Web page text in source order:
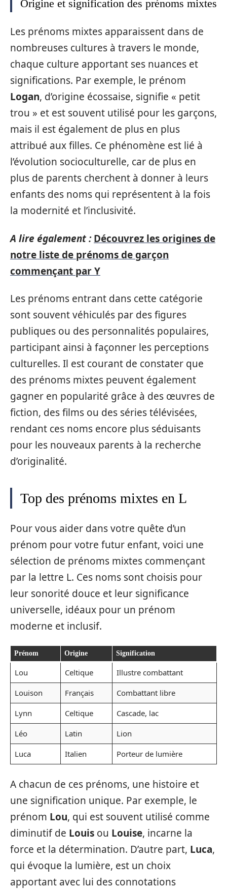
Origine et signification des prénoms mixtes
Les prénoms mixtes apparaissent dans de
nombreuses cultures à travers le monde,
chaque culture apportant ses nuances et
significations. Par exemple, le prénom
Logan, d’origine écossaise, signifie « petit
trou » et est souvent utilisé pour les garçons,
mais il est également de plus en plus
attribué aux filles. Ce phénomène est lié à
l’évolution socioculturelle, car de plus en
plus de parents cherchent à donner à leurs
enfants des noms qui représentent à la fois
la modernité et l’inclusivité.
A lire également : Découvrez les origines de
notre liste de prénoms de garçon
commençant par Y
Les prénoms entrant dans cette catégorie
sont souvent véhiculés par des figures
publiques ou des personnalités populaires,
participant ainsi à façonner les perceptions
culturelles. Il est courant de constater que
des prénoms mixtes peuvent également
gagner en popularité grâce à des œuvres de
fiction, des films ou des séries télévisées,
rendant ces noms encore plus séduisants
pour les nouveaux parents à la recherche
d’originalité.
Top des prénoms mixtes en L
Pour vous aider dans votre quête d’un
prénom pour votre futur enfant, voici une
sélection de prénoms mixtes commençant
par la lettre L. Ces noms sont choisis pour
leur sonorité douce et leur significance
universelle, idéaux pour un prénom
moderne et inclusif.
Prénom Origine Signification
Lou Celtique
Illustre combattant
Louison
Français
Combattant libre
Lynn
Celtique
Cascade, lac
Léo
Latin
Lion
Luca
Italien Porteur de lumière
A chacun de ces prénoms, une histoire et
une signification unique. Par exemple, le
prénom Lou, qui est souvent utilisé comme
diminutif de Louis ou Louise, incarne la
force et la détermination. D’autre part, Luca,
qui évoque la lumière, est un choix
apportant avec lui des connotations